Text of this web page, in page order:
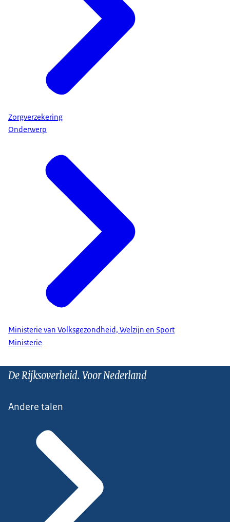
Zorgverzekering
Onderwerp
Ministerie van Volksgezondheid, Welzijn en Sport
Ministerie
De Rijksoverheid. Voor Nederland
Andere talen